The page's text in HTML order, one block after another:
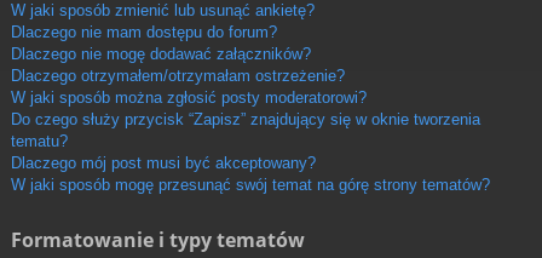
W jaki sposób zmienić lub usunąć ankietę?
Dlaczego nie mam dostępu do forum?
Dlaczego nie mogę dodawać załączników?
Dlaczego otrzymałem/otrzymałam ostrzeżenie?
W jaki sposób można zgłosić posty moderatorowi?
Do czego służy przycisk “Zapisz” znajdujący się w oknie tworzenia
tematu?
Dlaczego mój post musi być akceptowany?
W jaki sposób mogę przesunąć swój temat na górę strony tematów?
Formatowanie i typy tematów